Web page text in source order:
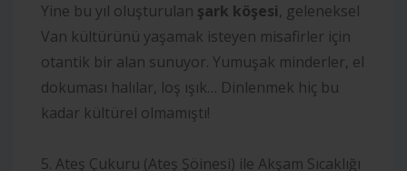
Yine bu yıl oluşturulan şark köşesi, geleneksel
Van kültürünü yaşamak isteyen misafirler için
otantik bir alan sunuyor. Yumuşak minderler, el
dokuması halılar, loş ışık… Dinlenmek hiç bu
kadar kültürel olmamıştı!
5. Ateş Çukuru (Ateş Şöinesi) ile Akşam Sıcaklığı